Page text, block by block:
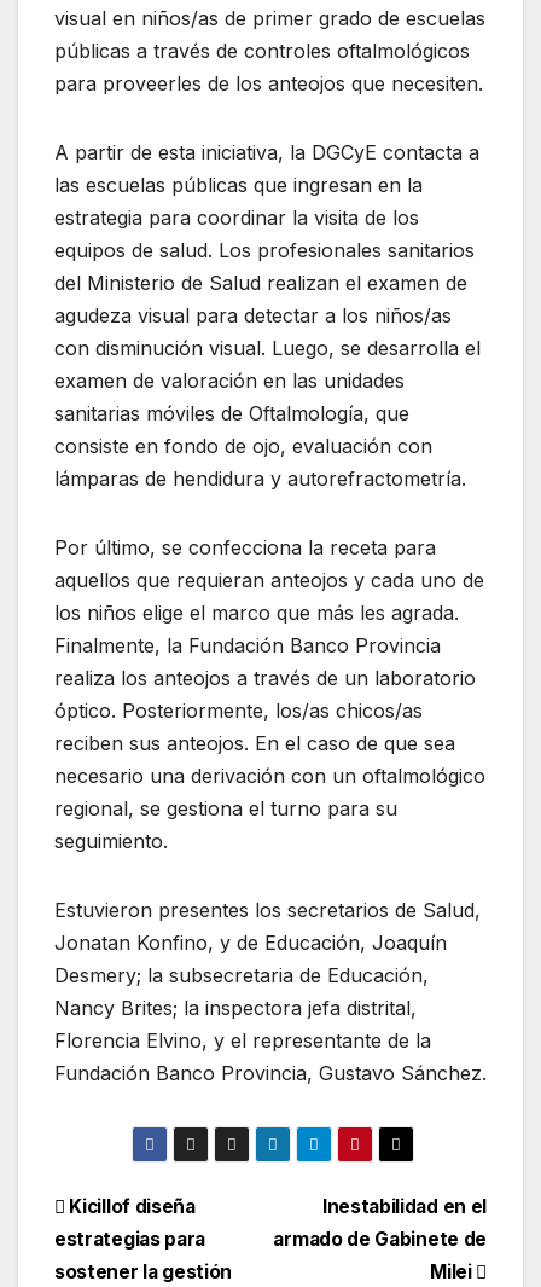
visual en niños/as de primer grado de escuelas
públicas a través de controles oftalmológicos
para proveerles de los anteojos que necesiten.
A partir de esta iniciativa, la DGCyE contacta a
las escuelas públicas que ingresan en la
estrategia para coordinar la visita de los
equipos de salud. Los profesionales sanitarios
del Ministerio de Salud realizan el examen de
agudeza visual para detectar a los niños/as
con disminución visual. Luego, se desarrolla el
examen de valoración en las unidades
sanitarias móviles de Oftalmología, que
consiste en fondo de ojo, evaluación con
lámparas de hendidura y autorefractometría.
Por último, se confecciona la receta para
aquellos que requieran anteojos y cada uno de
los niños elige el marco que más les agrada.
Finalmente, la Fundación Banco Provincia
realiza los anteojos a través de un laboratorio
óptico. Posteriormente, los/as chicos/as
reciben sus anteojos. En el caso de que sea
necesario una derivación con un oftalmológico
regional, se gestiona el turno para su
seguimiento.
Estuvieron presentes los secretarios de Salud,
Jonatan Konfino, y de Educación, Joaquín
Desmery; la subsecretaria de Educación,
Nancy Brites; la inspectora jefa distrital,
Florencia Elvino, y el representante de la
Fundación Banco Provincia, Gustavo Sánchez.
Inestabilidad en el
armado de Gabinete de
Milei
Kicillof diseña
estrategias para
sostener la gestión